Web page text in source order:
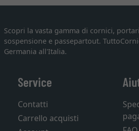
Scopri la vasta gamma di cornici,
sospensione e passepartout.
Germania all'Italia.
Service
Contatti
Carrello acquisti